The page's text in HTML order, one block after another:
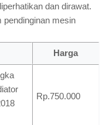
dan dirawat.
pendinginan mesin
Harga
Rp.750.000